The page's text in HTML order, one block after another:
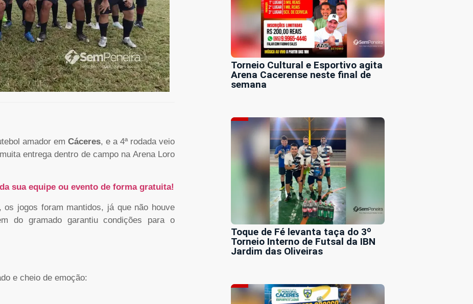
amador em Cáceres, e a 4ª rodada veio
entrega dentro de campo na Arena Loro
sua equipe ou evento de forma gratuita!
jogos foram mantidos, já que não houve
do gramado garantiu condições para o
e cheio de emoção:
Torneio Cultural e Esportivo agita
Arena Cacerense neste final de
semana
Toque de Fé levanta taça do 3º
Torneio Interno de Futsal da IBN
Jardim das Oliveiras